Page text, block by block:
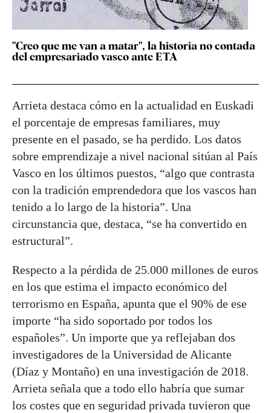
"Creo que me van a matar", la historia no contada
del empresariado vasco ante ETA
Arrieta destaca cómo en la actualidad en Euskadi
el porcentaje de empresas familiares, muy
presente en el pasado, se ha perdido. Los datos
sobre emprendizaje a nivel nacional sitúan al País
Vasco en los últimos puestos, “algo que contrasta
con la tradición emprendedora que los vascos han
tenido a lo largo de la historia”. Una
circunstancia que, destaca, “se ha convertido en
estructural”.
Respecto a la pérdida de 25.000 millones de euros
en los que estima el impacto económico del
terrorismo en España, apunta que el 90% de ese
importe “ha sido soportado por todos los
españoles”. Un importe que ya reflejaban dos
investigadores de la Universidad de Alicante
(Díaz y Montaño) en una investigación de 2018.
Arrieta señala que a todo ello habría que sumar
los costes que en seguridad privada tuvieron que